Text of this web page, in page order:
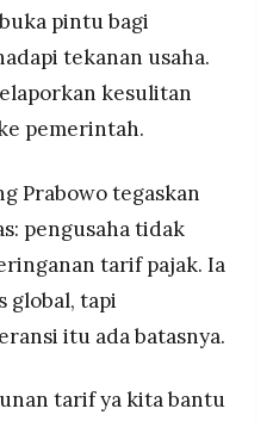
pintu bagi
tekanan usaha.
kesulitan
pemerintah.
Prabowo tegaskan
pengusaha tidak
tarif pajak. Ia
global, tapi
itu ada batasnya.
tarif ya kita bantu